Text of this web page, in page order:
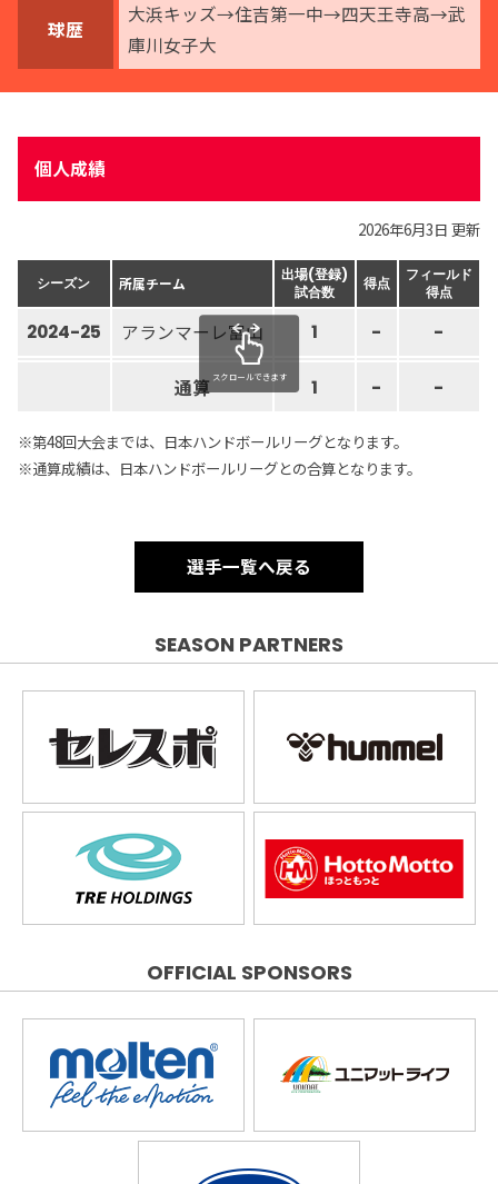
球歴
大浜キッズ→住吉第一中→四天王寺高→武
庫川女子大
個人成績
2026年6月3日 更新
シーズン 所属チーム
出場(登録)
試合数
得点
フィールド
得点
2024-25 アランマーレ富山 1 - -
通算 1 - -
スクロールできます
※第48回大会までは、日本ハンドボールリーグとなります。
※通算成績は、日本ハンドボールリーグとの合算となります。
選手一覧へ戻る
SEASON PARTNERS
OFFICIAL SPONSORS